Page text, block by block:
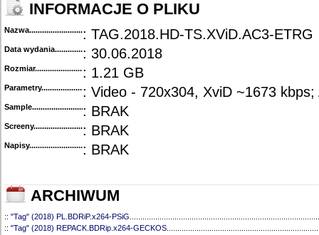
INFORMACJE O PLIKU
Nazwa.............................................: TAG.2018.HD-TS.XViD.AC3-ETRG
Data wydania......................................
: 30.06.2018
Rozmiar...........................................
: 1.21 GB
Parametry.........................................: Video - 720x304, XviD ~1673
Sample............................................
: BRAK
Screeny...........................................
: BRAK
Napisy............................................
: BRAK
ARCHIWUM
:: "Tag" (2018) PL.BDRiP.x264-PSiG
:: "Tag" (2018) REPACK.BDRip.x264-GECKOS